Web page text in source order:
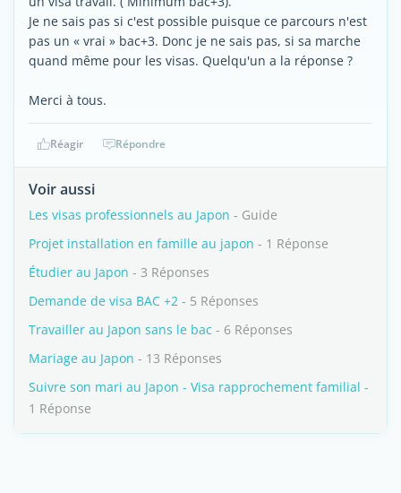
Je ne sais pas si c'est possible puisque ce parcours n'est
pas un « vrai » bac+3. Donc je ne sais pas, si sa marche
quand même pour les visas. Quelqu'un a la réponse ?
Merci à tous.
Réagir Répondre
Voir aussi
Les visas professionnels au Japon - Guide
Projet installation en famille au japon - 1 Réponse
Étudier au Japon - 3 Réponses
Demande de visa BAC +2 - 5 Réponses
Travailler au Japon sans le bac - 6 Réponses
Mariage au Japon - 13 Réponses
Suivre son mari au Japon - Visa rapprochement familial -
1 Réponse